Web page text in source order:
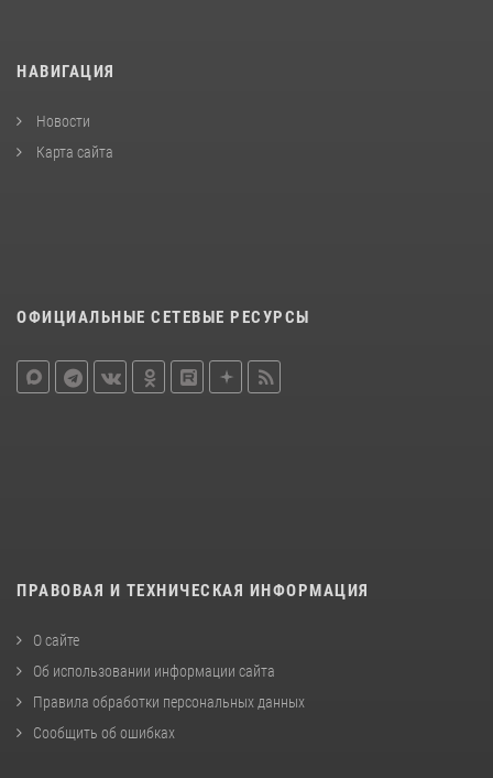
НАВИГАЦИЯ
Новости
Карта сайта
ОФИЦИАЛЬНЫЕ СЕТЕВЫЕ РЕСУРСЫ
ПРАВОВАЯ И ТЕХНИЧЕСКАЯ ИНФОРМАЦИЯ
О сайте
Об использовании информации сайта
Правила обработки персональных данных
Сообщить об ошибках